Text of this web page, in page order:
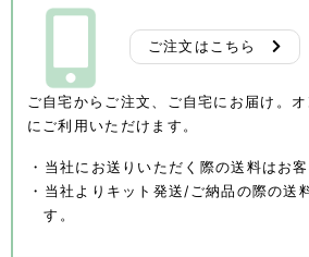
ご注文はこちら
ご自宅からご注文、ご自宅にお届け。
にご利用いただけます。
・当社にお送りいただく際の送料はお
・当社よりキット発送/ご納品の際の送
す。